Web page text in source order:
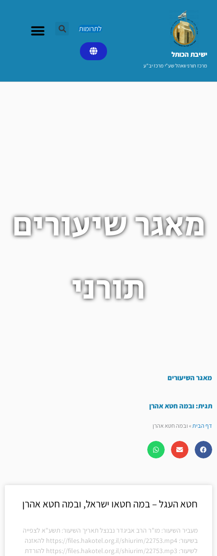
ישיבת הכותל​
מרכז תורני וואהל שע"י מרכז יב"ע
לתרומות
מאגר שיעורים
תורני
מאגר השיעורים
תגית: ובמה חטא אהרן
דף הבית»ובמה חטא אהרן
חטא העגל – במה חטאו ישראל, ובמה חטא אהרן
מעביר השיעור: מו"ר הרב אביגדר נבנצל תאריך השיעור: תשע"א לצפייה
בשיעור: https://files.hakotel.org.il/shiurim/22753.mp4 להאזנה
לשיעור: https://files.hakotel.org.il/shiurim/22753.mp3 להורדת